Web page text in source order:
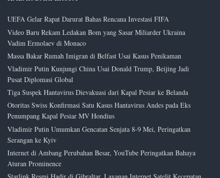
UEFA Gelar Rapat Darurat Bahas Rencana Investasi FIFA
Video Baru Rekam Ledakan Bom yang Sasar Miliarder Ukraina
Vadim Ermolaev di Monaco
Massa Bakar Rumah Imigran di Belfast Usai Kasus Penikaman
Vladimir Putin Kunjungi China Usai Donald Trump, Beijing Jadi
Pusat Diplomasi Global
Tiga Suspek Hantavirus Dievakuasi dari Kapal Pesiar ke Belanda
Otoritas Swiss Konfirmasi Satu Kasus Hantavirus Andes pada Eks
Penumpang Kapal Pesiar MV Hondius
Vladimir Putin Umumkan Gencatan Senjata 8-9 Mei, Peringatkan
Serangan ke Kyiv
Internet di Ambang Perubahan Besar, YouTube Peringatkan Bahaya
Aturan Prominence